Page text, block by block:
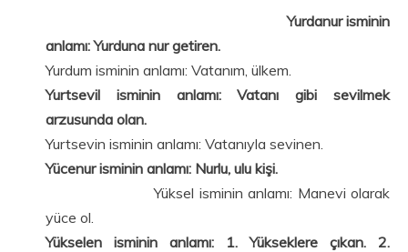
Yurdanur isminin
anlamı: Yurduna nur getiren.
Yurdum isminin anlamı: Vatanım, ülkem.
Yurtsevil isminin anlamı: Vatanı gibi sevilmek
arzusunda olan.
Yurtsevin isminin anlamı: Vatanıyla sevinen.
Yücenur isminin anlamı: Nurlu, ulu kişi.
Yüksel isminin anlamı: Manevi olarak
yüce ol.
Yükselen isminin anlamı: 1. Yükseklere çıkan. 2.